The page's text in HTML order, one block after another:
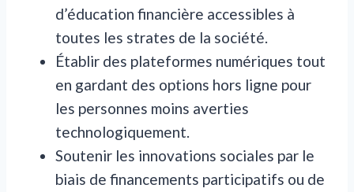
d’éducation financière accessibles à
toutes les strates de la société.
Établir des plateformes numériques tout
en gardant des options hors ligne pour
les personnes moins averties
technologiquement.
Soutenir les innovations sociales par le
biais de financements participatifs ou de